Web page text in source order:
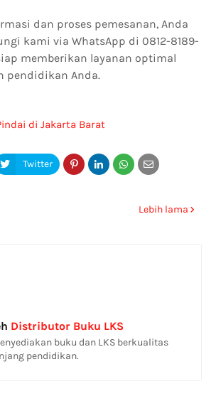
dan proses pemesanan, Anda
kami via WhatsApp di 0812-8189-
memberikan layanan optimal
pendidikan Anda.
di Jakarta Barat
Lebih lama
Distributor Buku LKS
buku dan LKS berkualitas
pendidikan.